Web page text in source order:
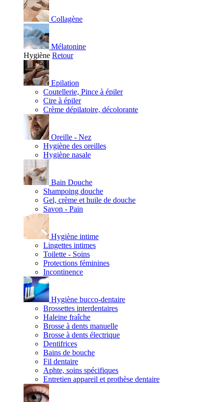
Collagène
Mélatonine
Hygiène Retour
Epilation
Coutellerie, Pince à épiler
Cire à épiler
Crème dépilatoire, décolorante
Oreille - Nez
Hygiène des oreilles
Hygiène nasale
Bain Douche
Shampoing douche
Gel, crème et huile de douche
Savon - Pain
Hygiène intime
Lingettes intimes
Toilette - Soins
Protections féminines
Incontinence
Hygiène bucco-dentaire
Brossettes interdentaires
Haleine fraîche
Brosse à dents manuelle
Brosse à dents électrique
Dentifrices
Bains de bouche
Fil dentaire
Aphte, soins spécifiques
Entretien appareil et prothèse dentaire